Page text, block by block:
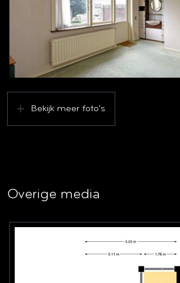
Bekijk meer foto's
Overige media